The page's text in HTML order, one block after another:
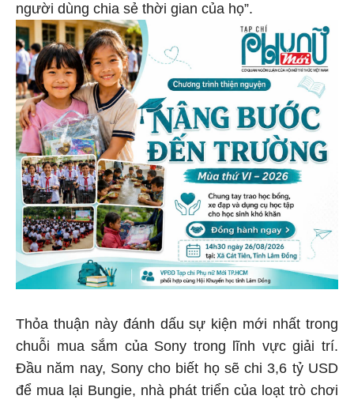
người dùng chia sẻ thời gian của họ”.
Thỏa thuận này đánh dấu sự kiện mới nhất trong
chuỗi mua sắm của Sony trong lĩnh vực giải trí.
Đầu năm nay, Sony cho biết họ sẽ chi 3,6 tỷ USD
để mua lại Bungie, nhà phát triển của loạt trò chơi